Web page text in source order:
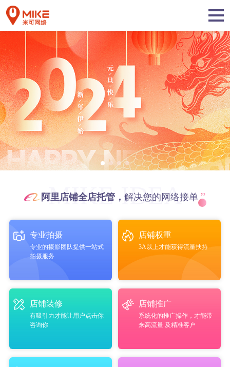
MIKE IDEA
阿里店铺全店托管， 解决您的网络接单 ”
专业拍摄
专业的摄影团队提供一站式
拍摄服务
店铺权重
3A以上才能获得流量扶持
店铺装修
有吸引力才能让用户点击你
咨询你
店铺推广
系统化的推广操作，才能带
来高流量 及精准客户